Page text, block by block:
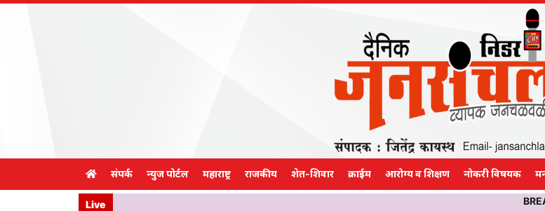
संपर्क न्युज पोर्टल महाराष्ट्र राजकीय शेत-शिवार क्राईम आरोग्य व शिक्षण नोकरी विषयक
Live BREAKING!